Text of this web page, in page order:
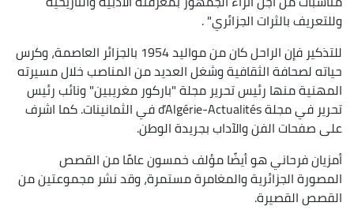
وللتعريف بالثرات الجزائري" .
للتذكير فإن الراحل كان من مواليد 1954 بالجزائر العاصمة، وكرس
حياته لصحافة الثقافية وشغل العديد من المناصب خلال مسيرته
المهنية منها رئيس تحرير مجلة "باركور مغريبين" ونائب رئيس
تحرير في مجلة d’Algérie-Actualités في الثمانينات. كما اشرف
على صفحات الفن والآداب بجريدة الوطن.
أمزيان فرحاني هو أيضًا مؤلف خمسون عامًا من القصص
المصورة الجزائرية والمغامرة مستمرة، وقد نشر مجموعتين من
القصص القصيرة.